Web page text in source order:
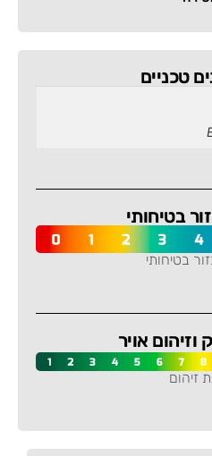
טכניים
בטיחותי
בטיחותי
אויר
זיהום